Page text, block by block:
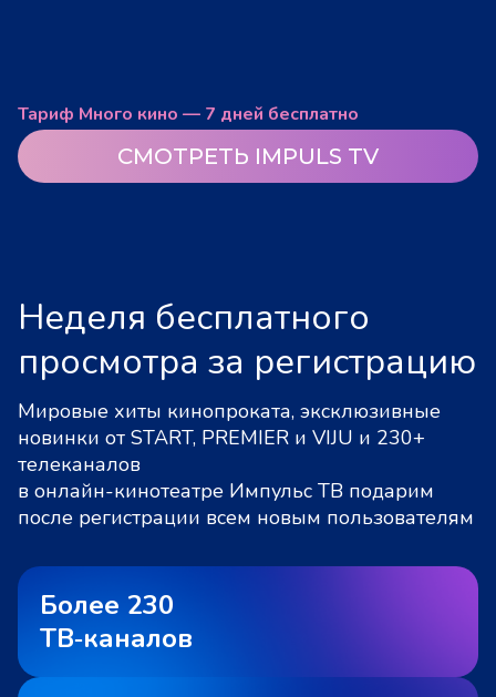
Тариф Много кино — 7 дней бесплатно
СМОТРЕТЬ IMPULS TV
Неделя бесплатного
просмотра за регистрацию
Мировые хиты кинопроката, эксклюзивные
новинки от START, PREMIER и VIJU и 230+
телеканалов
в онлайн-кинотеатре Импульс ТВ подарим
после регистрации всем новым пользователям
Более 230
ТВ‑каналов